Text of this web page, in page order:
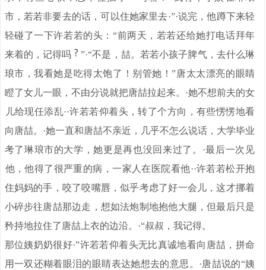
市，若若非要去的话，可以住她家里去·”·说完，他蹲下来轻
轻碰了一下许若若的头：“前两天，若若还给她打电话拜年
来着的，记得吗
”·“不是，喆。若若小孩子脾气，去什么琳
琅市，我看她是吃得太饱了！别管她！”唐太太漂亮的眼睛
瞪了女儿一眼，不由分说就把唐喆拉起来。·她不想前夫的女
儿给现任添乱·
。
·许若若仰着头，转了个方向，有些愣愣地看
向唐喆。·她一直和唐喆不亲近，几乎不怎么说话，大学毕业
考了琳琅市的大学，她更是再也没回来过了。·最后一次见
他，他得了很严重的病，一家人在医院看他·
。
·许若若松开抱
住妈妈的手，咬了咬嘴唇，似乎考虑了好一会儿，这才挪着
小碎步往唐喆那边走，想如法炮制地抱他大腿，但最后只是
矜持地拉住了唐喆上衣的边沿。·“叔叔，我记得。
那位姨奶奶很好·”许若若仰着头无比真诚地看向唐喆，拼命
用一双还糊着眼泪的眼睛表达她想去的意思。·唐喆说的“姨